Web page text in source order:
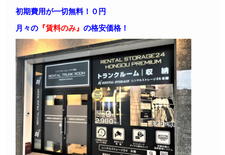
初期費用が一切無料！０円
月々の 『賃料のみ』 の格安価格！